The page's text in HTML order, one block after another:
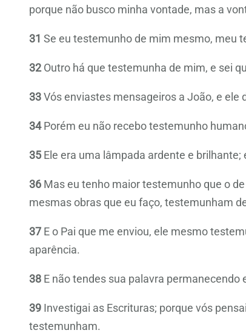
porque não busco minha vontade, mas a
31 Se eu testemunho de mim mesmo, meu
32Outro há que testemunha de mim, e sei
33Vós enviastes mensageiros a João, e ele
34Porém eu não recebo testemunho
35 Ele era uma lâmpada ardente e
36 Mas eu tenho maior testemunho que o
mesmas obras que eu faço, testemunham
37 E o Pai que me enviou, ele mesmo
aparência.
38 E não tendes sua palavra permanecendo
39 Investigai as Escrituras; porque vós
testemunham.